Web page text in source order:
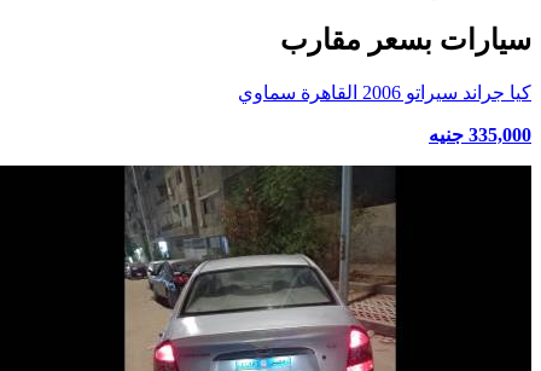
سيارات بسعر مقارب
كيا جراند سيراتو 2006 القاهرة سماوي
335,000 جنيه